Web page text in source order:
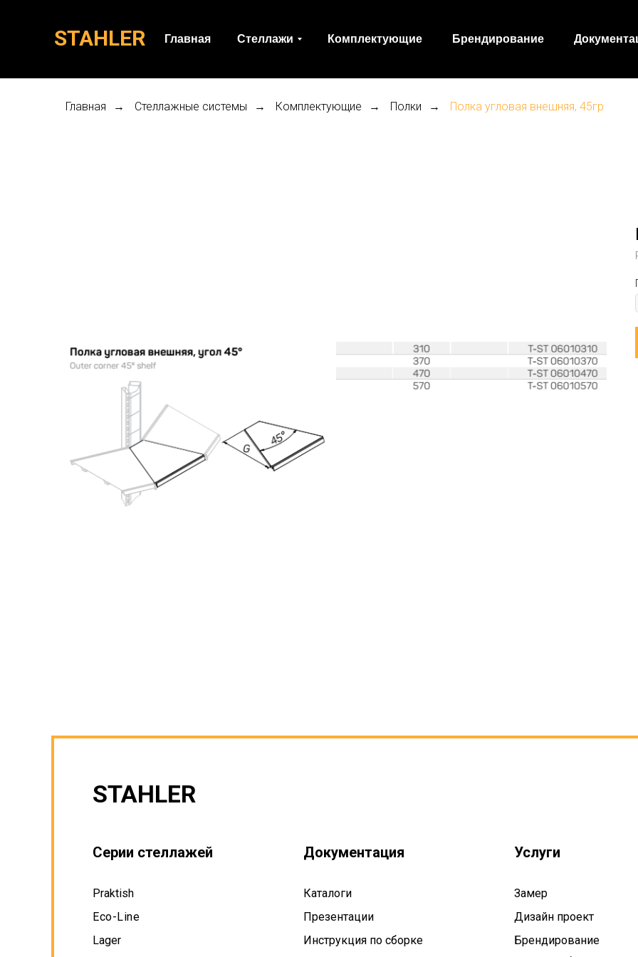
STAHLER Главная Стеллажи Комплектующие Брендирование
Главная → Стеллажные системы → Комплектующие → Полки → Полка угловая внешняя, 45гр
Серии стеллажей
STAHLER
Каталоги
Инструкция по сборке
Praktish
Eco-Line
Lager
Услуги
Замер
Презентации
Документация
Дизайн проект
Брендирование